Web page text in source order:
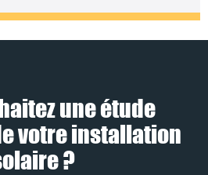
une étude
votre installation
?